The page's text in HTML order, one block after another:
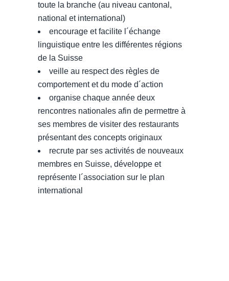
toute la branche (au niveau cantonal,
national et international)
encourage et facilite l´échange
linguistique entre les différentes régions
de la Suisse
veille au respect des règles de
comportement et du mode d´action
organise chaque année deux
rencontres nationales afin de permettre à
ses membres de visiter des restaurants
présentant des concepts originaux
recrute par ses activités de nouveaux
membres en Suisse, développe et
représente l´association sur le plan
international